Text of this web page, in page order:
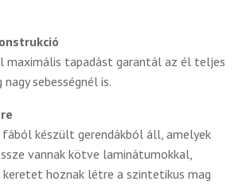
maximális tapadást garantál az él teljes
sebességnél is.
készült gerendákból áll, amelyek
vannak kötve laminátumokkal,
keretet hoznak létre a szintetikus mag